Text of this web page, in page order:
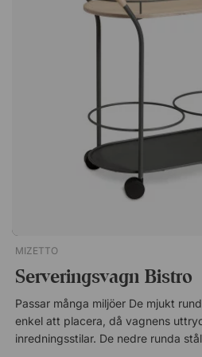
droppskydden i två storlekar,
There Small och Large, så att du
kruka.Lock och droppskydd som
från Mizetto. Sopkorgar och krukor
kombineras med tillbehör i en
storlekar passande för Bin There
Droppskydd i två storlekar.
MIZETTO
Serveringsvagn Bistro
Passar många miljöer De mjukt
enkel att placera, då vagnens
inredningsstilar. De nedre runda